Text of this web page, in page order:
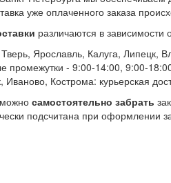
уже оплаченного заказа
различаются в зависимости
Ярославль, Калуга, Липецк,
промежутки - 9:00-14:00, 9:00-
Иваново, Кострома: курьерская
можносамостоятельно забрать
подсчитана при оформлении